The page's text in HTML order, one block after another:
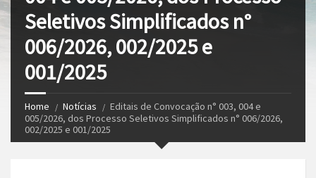
Seletivos Simplificados n°
006/2026, 002/2025 e
001/2025
Home Notícias
Editais de Convocação n° 003, 004 e
005/2026, dos Processo Seletivos Simplificados n° 006/2026,
002/2025 e 001/2025